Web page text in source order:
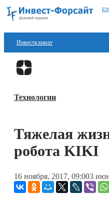
Инвестклимат
Финансы
Блокчейн
Книги
Технологии
Тяжелая
робота KIKI
16 ноября, 2017, 09:003